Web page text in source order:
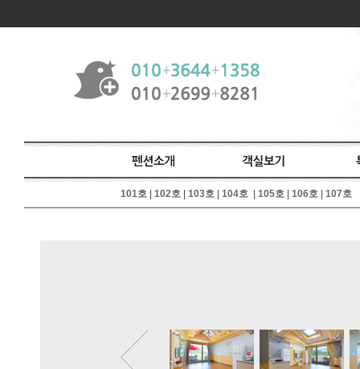
101호 102호 103호 104호 105호 106호 107호